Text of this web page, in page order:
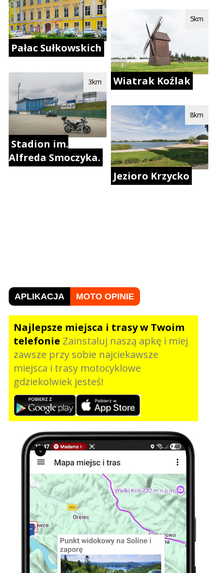
Pałac Sułkowskich
Stadion im.
Alfreda Smoczyka.
3km Wiatrak Koźlak
5km
Jezioro Krzycko
8km
APLIKACJA MOTO OPINIE
Najlepsze miejsca i trasy w Twoim
telefonie Zainstaluj naszą apkę i miej
zawsze przy sobie najciekawsze
miejsca i trasy motocyklowe
gdziekolwiek jesteś!